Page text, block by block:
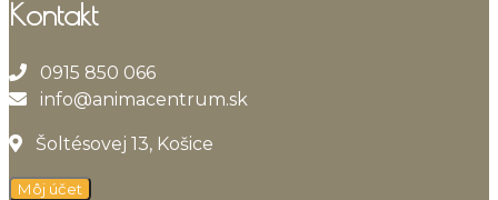
Kontakt
0915 850 066
info@animacentrum.sk
Šoltésovej 13, Košice
Môj účet